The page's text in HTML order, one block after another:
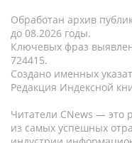
Обработан архив
до 08.2026 годы.
Ключевых фраз
724415.
Создано именных
Редакция Индексной
Читатели CNews — это
из самых успешных